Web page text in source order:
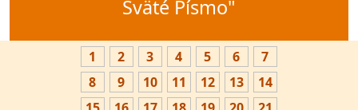
Sväté Písmo"
1 2 3 4 5 6
7
8
9 10 11 12 13
14